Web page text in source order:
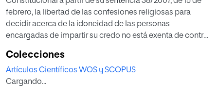
febrero, la libertad de las confesiones religiosas para
decidir acerca de la idoneidad de las personas
encargadas de impartir su credo no está exenta de control
de comprobar su ajuste a la legalidad y la compatibilidad
de los motivos religiosos o morales invocados con los
derechos fundamentales del profesor en su relación de
Colecciones
Artículos Científicos WOS y SCOPUS
Cargando...